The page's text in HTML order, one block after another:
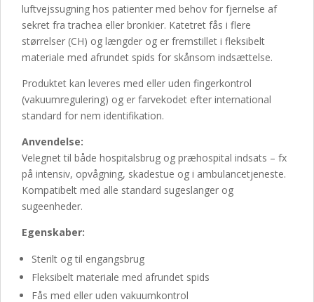
luftvejssugning hos patienter med behov for fjernelse af
sekret fra trachea eller bronkier. Katetret fås i flere
størrelser (CH) og længder og er fremstillet i fleksibelt
materiale med afrundet spids for skånsom indsættelse.
Produktet kan leveres med eller uden fingerkontrol
(vakuumregulering) og er farvekodet efter international
standard for nem identifikation.
Anvendelse:
Velegnet til både hospitalsbrug og præhospital indsats – fx
på intensiv, opvågning, skadestue og i ambulancetjeneste.
Kompatibelt med alle standard sugeslanger og
sugeenheder.
Egenskaber:
Sterilt og til engangsbrug
Fleksibelt materiale med afrundet spids
Fås med eller uden vakuumkontrol